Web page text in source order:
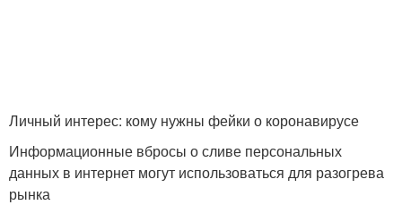
Личный интерес: кому нужны фейки о коронавирусе
Информационные вбросы о сливе персональных
данных в интернет могут использоваться для разогрева
рынка